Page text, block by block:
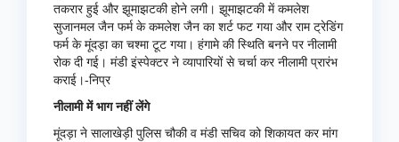
तकरार हुई और झूमाझटकी होने लगी। झूमाझटकी में कमलेश
सुजानमल जैन फर्म के कमलेश जैन का शर्ट फट गया और राम ट्रेडिंग
फर्म के मूंदड़ा का चश्मा टूट गया। हंगामे की स्थिति बनने पर नीलामी
रोक दी गई। मंडी इंस्पेक्टर ने व्यापारियों से चर्चा कर नीलामी प्रारंभ
कराई।-निप्र
नीलामी में भाग नहीं लेंगे
मूंदड़ा ने सालाखेड़ी पुलिस चौकी व मंडी सचिव को शिकायत कर मांग